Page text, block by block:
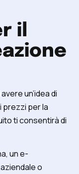
il
un’idea di
prezzi per la
ti consentirà di
un e-
o